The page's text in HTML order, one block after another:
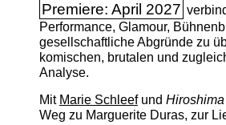
Premiere: April 2027
Performance, Glamour,
gesellschaftliche Abgründe zu
komischen, brutalen und
Analyse.
Mit Marie Schleefund
Weg zu Marguerite Duras, zur